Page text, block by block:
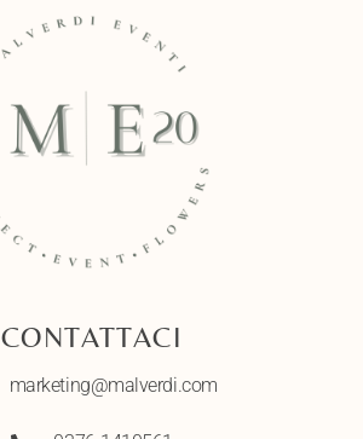
CONTATTACI
marketing@malverdi.com